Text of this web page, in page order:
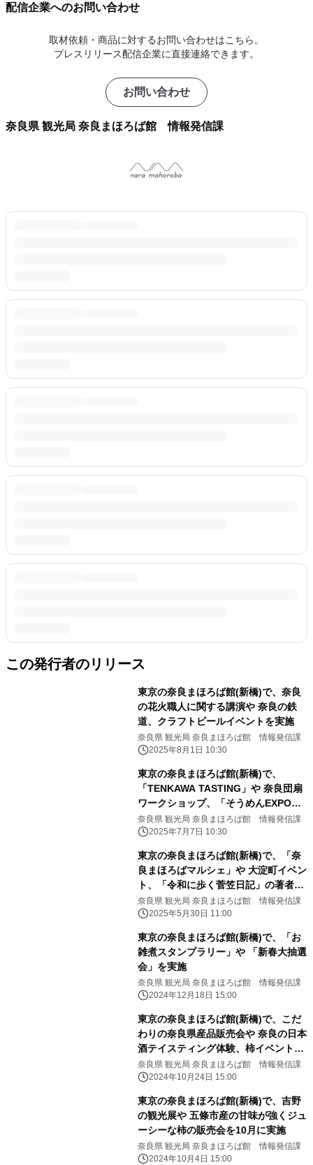
配信企業へのお問い合わせ
取材依頼・商品に対するお問い合わせはこちら。
プレスリリース配信企業に直接連絡できます。
お問い合わせ
奈良県 観光局 奈良まほろば館 情報発信課
この発行者のリリース
東京の奈良まほろば館(新橋)で、奈良
の花火職人に関する講演や 奈良の鉄
道、クラフトビールイベントを実施
奈良県 観光局 奈良まほろば館 情報発信課
2025年8月1日 10:30
東京の奈良まほろば館(新橋)で、
「TENKAWA TASTING」や 奈良団扇
ワークショップ、「そうめんEXPO
2025」を実施
奈良県 観光局 奈良まほろば館 情報発信課
2025年7月7日 10:30
東京の奈良まほろば館(新橋)で、「奈
良まほろばマルシェ」や 大淀町イベン
ト、「令和に歩く菅笠日記」の著者に
よる 講演会を実施
奈良県 観光局 奈良まほろば館 情報発信課
2025年5月30日 11:00
東京の奈良まほろば館(新橋)で、「お
雑煮スタンプラリー」や 「新春大抽選
会」を実施
奈良県 観光局 奈良まほろば館 情報発信課
2024年12月18日 15:00
東京の奈良まほろば館(新橋)で、こだ
わりの奈良県産品販売会や 奈良の日本
酒テイスティング体験、柿イベントを
11月に実施
奈良県 観光局 奈良まほろば館 情報発信課
2024年10月24日 15:00
東京の奈良まほろば館(新橋)で、吉野
の観光展や 五條市産の甘味が強くジュ
ーシーな柿の販売会を10月に実施
奈良県 観光局 奈良まほろば館 情報発信課
2024年10月4日 15:00